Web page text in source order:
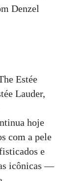
Denzel
Estée
Lauder,
hoje
com a pele
e
icônicas —